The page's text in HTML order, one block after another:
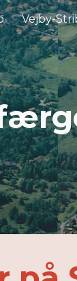
Vejby-